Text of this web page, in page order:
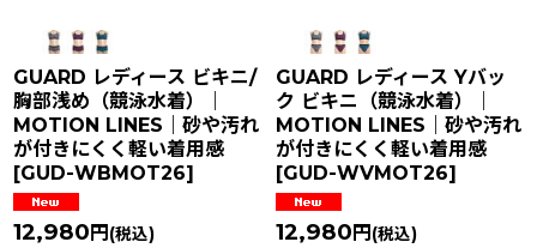
GUARD レディース ビキニ/
胸部浅め（競泳水着）｜
MOTION LINES｜砂や汚れ
が付きにくく軽い着用感
[GUD-WBMOT26]
12,980 円 (税込)
GUARD レディース Yバッ
ク ビキニ（競泳水着）｜
MOTION LINES｜砂や汚れ
が付きにくく軽い着用感
[GUD-WVMOT26]
12,980 円 (税込)